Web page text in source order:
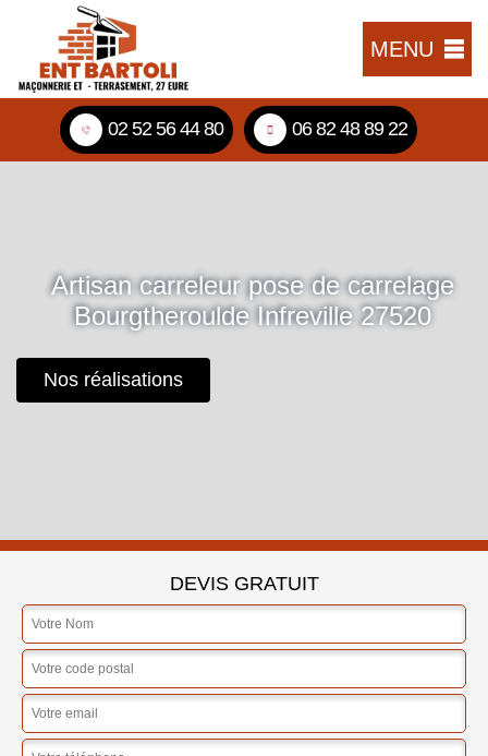
MENU
02 52 56 44 80 06 82 48 89 22
Artisan carreleur pose de carrelage
Bourgtheroulde Infreville 27520
Nos réalisations
DEVIS GRATUIT